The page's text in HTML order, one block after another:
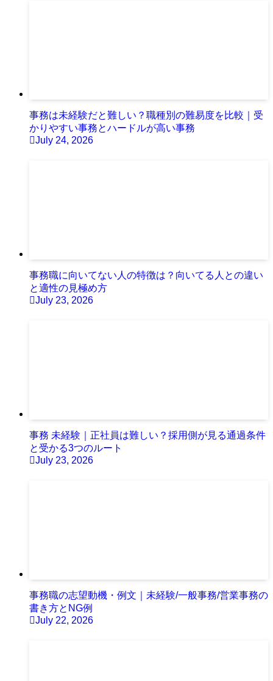
事務は未経験だと難しい？職種別の難易度を比較｜受
かりやすい事務とハードルが高い事務
July 24, 2026
事務職に向いてない人の特徴は？向いてる人との違い
と適性の見極め方
July 23, 2026
事務 未経験｜正社員は難しい？採用側が見る通過条件
と受かる3つのルート
July 23, 2026
事務職の志望動機・例文｜未経験/一般事務/営業事務の
書き方とNG例
July 22, 2026